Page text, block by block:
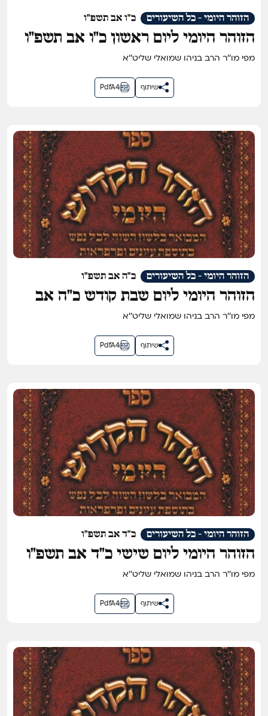
כ"ו אב תשפ"ו הזוהר היומי - כל השיעורים
הזוהר היומי ליום ראשון כ״ו אב תשפ״ו
מפי מו''ר הרב בניהו שמואלי שליט''א
PdfA4 שיתוף
כ"ה אב תשפ"ו הזוהר היומי - כל השיעורים
הזוהר היומי ליום שבת קודש כ״ה אב
תשפ״ו
מפי מו''ר הרב בניהו שמואלי שליט''א
PdfA4 שיתוף
כ"ד אב תשפ"ו הזוהר היומי - כל השיעורים
הזוהר היומי ליום שישי כ״ד אב תשפ״ו
מפי מו''ר הרב בניהו שמואלי שליט''א
PdfA4 שיתוף